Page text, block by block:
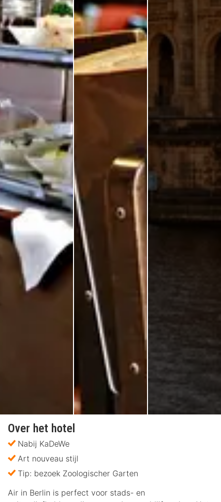
Over het hotel
Nabij KaDeWe
Art nouveau stijl
Tip: bezoek Zoologischer Garten
Air in Berlin is perfect voor stads- en